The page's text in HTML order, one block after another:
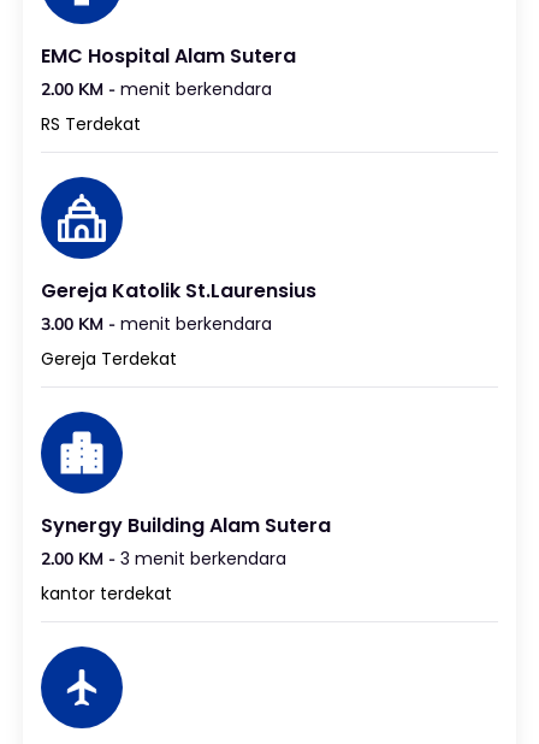
EMC Hospital Alam Sutera
2.00 KM - menit berkendara
RS Terdekat
Gereja Katolik St.Laurensius
3.00 KM - menit berkendara
Gereja Terdekat
Synergy Building Alam Sutera
2.00 KM - 3 menit berkendara
kantor terdekat